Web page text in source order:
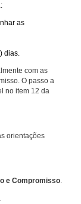
as
dias.
com as
O passo a
no item 12 da
orientações
e Compromisso.
.